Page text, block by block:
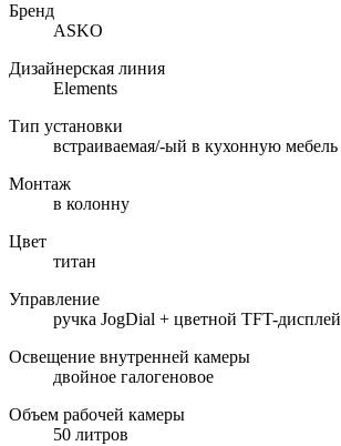
Бренд
ASKO
Дизайнерская линия
Elements
Тип установки
встраиваемая/-ый в кухонную мебель
Монтаж
в колонну
Цвет
титан
Управление
ручка JogDial + цветной TFT-дисплей
Освещение внутренней камеры
двойное галогеновое
Объем рабочей камеры
50 литров